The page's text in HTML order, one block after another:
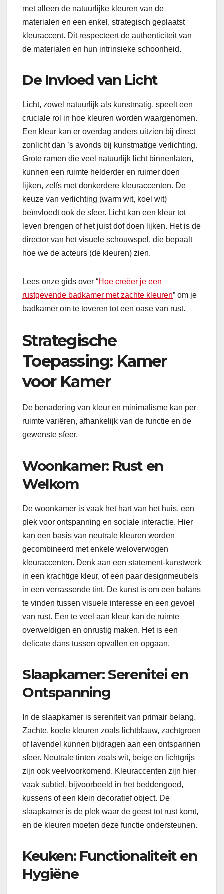
met alleen de natuurlijke kleuren van de
materialen en een enkel, strategisch geplaatst
kleuraccent. Dit respecteert de authenticiteit van
de materialen en hun intrinsieke schoonheid.
De Invloed van Licht
Licht, zowel natuurlijk als kunstmatig, speelt een
cruciale rol in hoe kleuren worden waargenomen.
Een kleur kan er overdag anders uitzien bij direct
zonlicht dan ’s avonds bij kunstmatige verlichting.
Grote ramen die veel natuurlijk licht binnenlaten,
kunnen een ruimte helderder en ruimer doen
lijken, zelfs met donkerdere kleuraccenten. De
keuze van verlichting (warm wit, koel wit)
beïnvloedt ook de sfeer. Licht kan een kleur tot
leven brengen of het juist dof doen lijken. Het is de
director van het visuele schouwspel, die bepaalt
hoe we de acteurs (de kleuren) zien.
Lees onze gids over “Hoe creëer je een
rustgevende badkamer met zachte kleuren” om je
badkamer om te toveren tot een oase van rust.
Strategische
Toepassing: Kamer
voor Kamer
De benadering van kleur en minimalisme kan per
ruimte variëren, afhankelijk van de functie en de
gewenste sfeer.
Woonkamer: Rust en
Welkom
De woonkamer is vaak het hart van het huis, een
plek voor ontspanning en sociale interactie. Hier
kan een basis van neutrale kleuren worden
gecombineerd met enkele weloverwogen
kleuraccenten. Denk aan een statement-kunstwerk
in een krachtige kleur, of een paar designmeubels
in een verrassende tint. De kunst is om een balans
te vinden tussen visuele interesse en een gevoel
van rust. Een te veel aan kleur kan de ruimte
overweldigen en onrustig maken. Het is een
delicate dans tussen opvallen en opgaan.
Slaapkamer: Serenitei en
Ontspanning
In de slaapkamer is sereniteit van primair belang.
Zachte, koele kleuren zoals lichtblauw, zachtgroen
of lavendel kunnen bijdragen aan een ontspannen
sfeer. Neutrale tinten zoals wit, beige en lichtgrijs
zijn ook veelvoorkomend. Kleuraccenten zijn hier
vaak subtiel, bijvoorbeeld in het beddengoed,
kussens of een klein decoratief object. De
slaapkamer is de plek waar de geest tot rust komt,
en de kleuren moeten deze functie ondersteunen.
Keuken: Functionaliteit en
Hygiëne